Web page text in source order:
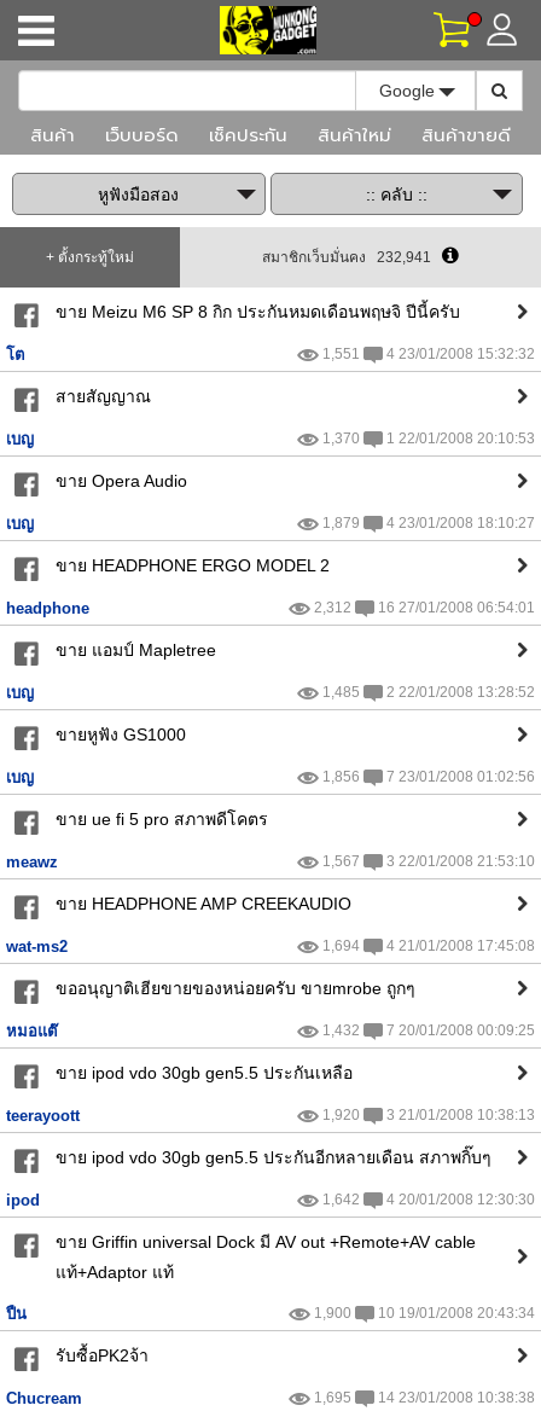
Google Toggle
สินค้า เว็บบอร์ด เช็คประกัน สินค้าใหม่ สินค้าขายดี
+ ตั้งกระทู้ใหม่ สมาชิกเว็บมั่นคง 232,941
ขาย Meizu M6 SP 8 กิก ประกันหมดเดือนพฤษจิ ปีนี้ครับ
โต 1,551 4 23/01/2008 15:32:32
สายสัญญาณ
เบญ 1,370 1 22/01/2008 20:10:53
ขาย Opera Audio
เบญ 1,879 4 23/01/2008 18:10:27
ขาย HEADPHONE ERGO MODEL 2
headphone 2,312 16 27/01/2008 06:54:01
ขาย แอมป์ Mapletree
เบญ 1,485 2 22/01/2008 13:28:52
ขายหูฟัง GS1000
เบญ 1,856 7 23/01/2008 01:02:56
ขาย ue fi 5 pro สภาพดีโคตร
meawz 1,567 3 22/01/2008 21:53:10
ขาย HEADPHONE AMP CREEKAUDIO
wat-ms2 1,694 4 21/01/2008 17:45:08
ขออนุญาติเฮียขายของหน่อยครับ ขายmrobe ถูกๆ
หมอแต๊ 1,432 7 20/01/2008 00:09:25
ขาย ipod vdo 30gb gen5.5 ประกันเหลือ
teerayoott 1,920 3 21/01/2008 10:38:13
ขาย ipod vdo 30gb gen5.5 ประกันอีกหลายเดือน สภาพกิ๊บๆ
ipod 1,642 4 20/01/2008 12:30:30
ขาย Griffin universal Dock มี AV out +Remote+AV cable
แท้+Adaptor แท้
ปืน 1,900 10 19/01/2008 20:43:34
รับซื้อPK2จ้า
Chucream 1,695 14 23/01/2008 10:38:38